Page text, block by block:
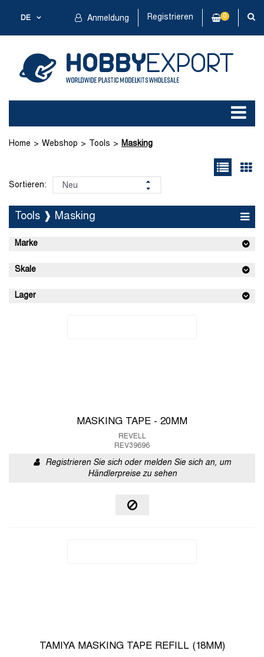
DE Anmeldung Registrieren 0
Home Webshop Tools Masking
Sortieren:
Tools ❱ Masking
Marke
Skale
Lager
MASKING TAPE - 20MM
REVELL
REV39696
Registrieren Sie sich oder melden Sie sich an, um
Händlerpreise zu sehen
TAMIYA MASKING TAPE REFILL (18MM)